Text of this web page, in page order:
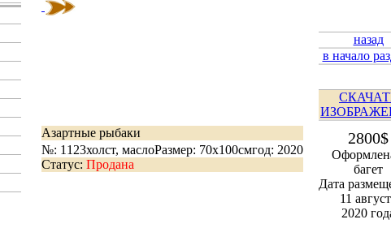
Азартные рыбаки
№: 1123холст, маслоРазмер: 70х100смгод: 2020
Статус: Продана
назад
в начало
2800$
багет
Дата
11
2020